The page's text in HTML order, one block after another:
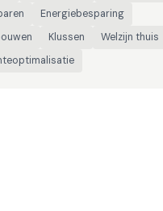
Energiebesparing
Klussen
Welzijn thuis